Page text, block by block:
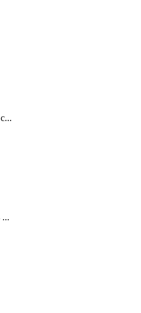
...